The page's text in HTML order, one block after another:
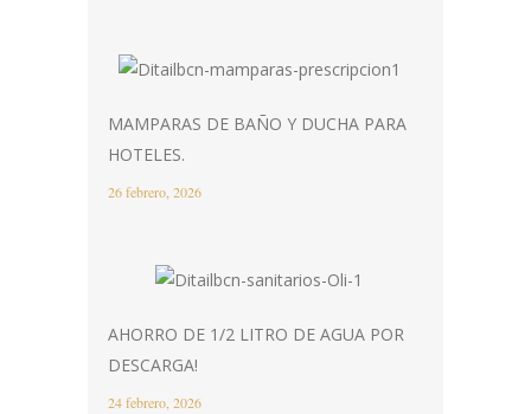
MAMPARAS DE BAÑO Y DUCHA PARA
HOTELES.
26 febrero, 2026
AHORRO DE 1/2 LITRO DE AGUA POR
DESCARGA!
24 febrero, 2026